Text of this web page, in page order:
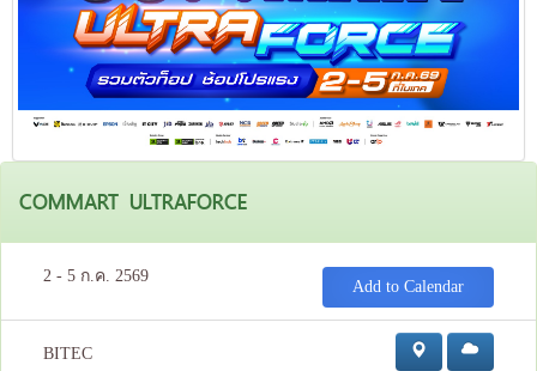
COMMART ULTRAFORCE
2 - 5 ก.ค. 2569
Add to Calendar
BITEC